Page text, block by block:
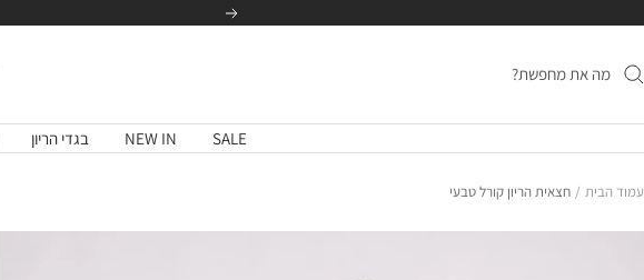
הקודם
SALE
NEW IN בגדי הריון
עמוד הבית חצאית הריון קורל טבעי